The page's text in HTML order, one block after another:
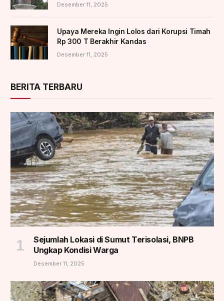
Desember 11, 2025
Upaya Mereka Ingin Lolos dari Korupsi Timah
Rp 300 T Berakhir Kandas
Desember 11, 2025
BERITA TERBARU
Sejumlah Lokasi di Sumut Terisolasi, BNPB
Ungkap Kondisi Warga
Desember 11, 2025